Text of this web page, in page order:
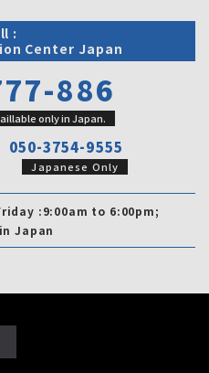
:
Center Japan
886
only in Japan.
050-3754-9555
Japanese Only
:9:00am to 6:00pm;
Japan